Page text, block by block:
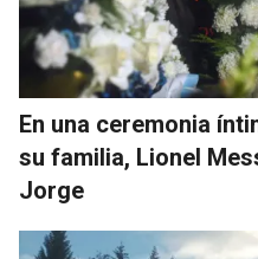
En una ceremonia
su familia, Lionel
Jorge